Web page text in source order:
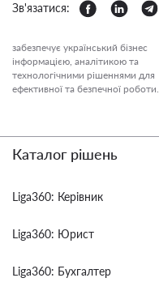
Зв'язатися:
забезпечує український бізнес
інформацією, аналітикою та
технологічними рішеннями для
ефективної та безпечної роботи.
Каталог рішень
Liga360: Керівник
Liga360: Юрист
Liga360: Бухгалтер